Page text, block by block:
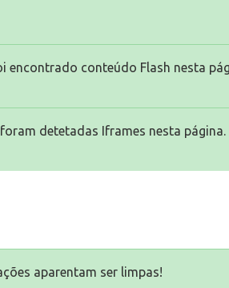
encontrado conteúdo Flash nesta
detetadas Iframes nesta página.
aparentam ser limpas!